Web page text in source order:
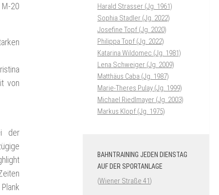
20
von
der
Harald Strasser (Jg. 1961)
Sophia Stadler (Jg. 2022)
Josefine Topf (Jg. 2020)
Philippa Topf (Jg. 2022)
Katarina Wildomec (Jg. 1981)
Lena Schweiger (Jg. 2009)
Matthäus Caba (Jg. 1987)
Marie-Theres Pulay (Jg. 1999)
Michael Riedlmayer (Jg. 2003)
Markus Klopf (Jg. 1975)
BAHNTRAINING JEDEN DIENSTAG
AUF DER SPORTANLAGE
(Wiener Straße 41)